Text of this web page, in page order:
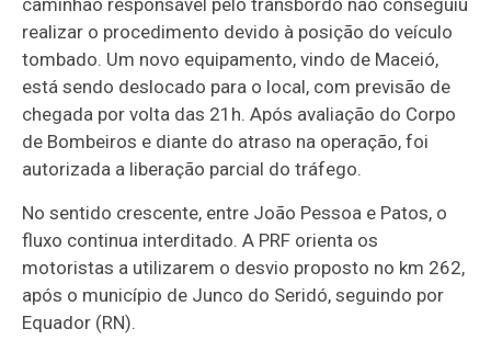
realizar o procedimento devido à posição do veículo
tombado. Um novo equipamento, vindo de Maceió,
está sendo deslocado para o local, com previsão de
chegada por volta das 21h. Após avaliação do Corpo
de Bombeiros e diante do atraso na operação, foi
autorizada a liberação parcial do tráfego.
No sentido crescente, entre João Pessoa e Patos, o
fluxo continua interditado. A PRF orienta os
motoristas a utilizarem o desvio proposto no km 262,
após o município de Junco do Seridó, seguindo por
Equador (RN).